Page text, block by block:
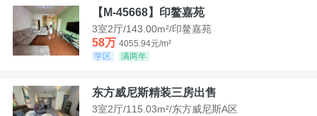
【M-45668】印鳌嘉苑
3室2厅/143.00m²/印鳌嘉苑
58万 4055.94元/m²
学区
满两年
东方威尼斯精装三房出售
3室2厅/115.03m²/东方威尼斯A区